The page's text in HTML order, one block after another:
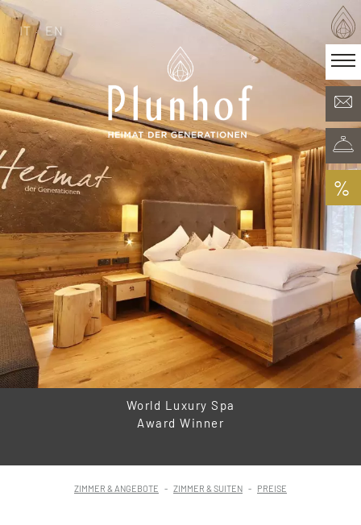
IT
Heimat der Generationen
Zimmer & Angebote
Minera Acqua & Spa
Plunhof Erlebnisse
Entdeckungen rundum
%
IT · EN
World Luxury Spa
Award Winner
ZIMMER & ANGEBOTE ZIMMER & SUITEN PREISE